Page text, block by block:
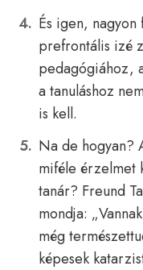
És igen,
prefrontális izé
pedagógiához,
a tanuláshoz
is kell.
Na de hogyan?
miféle érzelmet
tanár? Freund
mondja:
még
képesek